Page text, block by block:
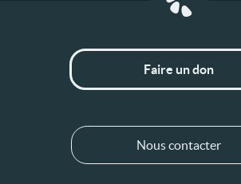
Faire un don
Nous contacter